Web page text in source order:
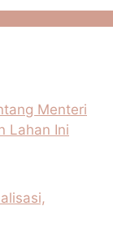
Menteri
Lahan Ini